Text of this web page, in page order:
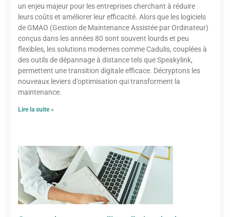
un enjeu majeur pour les entreprises cherchant à réduire
leurs coûts et améliorer leur efficacité. Alors que les logiciels
de GMAO (Gestion de Maintenance Assistée par Ordinateur)
conçus dans les années 80 sont souvent lourds et peu
flexibles, les solutions modernes comme Cadulis, couplées à
des outils de dépannage à distance tels que Speakylink,
permettent une transition digitale efficace. Décryptons les
nouveaux leviers d’optimisation qui transforment la
maintenance.
Lire la suite »